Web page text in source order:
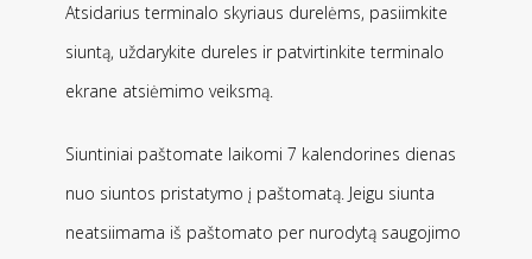
Atsidarius terminalo skyriaus durelėms, pasiimkite
siuntą, uždarykite dureles ir patvirtinkite terminalo
ekrane atsiėmimo veiksmą.
Siuntiniai paštomate laikomi 7 kalendorines dienas
nuo siuntos pristatymo į paštomatą. Jeigu siunta
neatsiimama iš paštomato per nurodytą saugojimo